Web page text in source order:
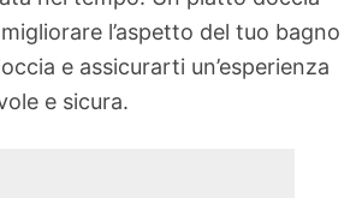
l’aspetto del tuo bagno
e assicurarti un’esperienza
e sicura.